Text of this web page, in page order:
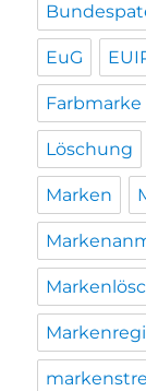
EuG
Farbmarke
Löschung
Marken